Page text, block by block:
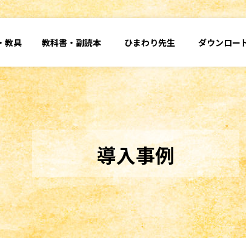
教具 教科書・ 副読本 ひまわり先生 ダウンロー
導入事例